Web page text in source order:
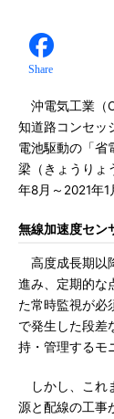
Share
沖電気工業（
知道路コンセッ
電池駆動の「省
梁（きょうりょ
年8月～2021年1
無線加速度セン
高度成長期以
進み、定期的な
た常時監視が必
で発生した段差
持・管理するモ
しかし、これ
源と配線の工事